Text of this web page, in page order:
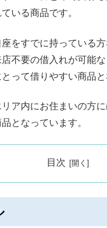
いる商品です。
をすでに持っている
不要の借入れが可能
って借りやすい商品と
ア内にお住まいの方
となっています。
目次